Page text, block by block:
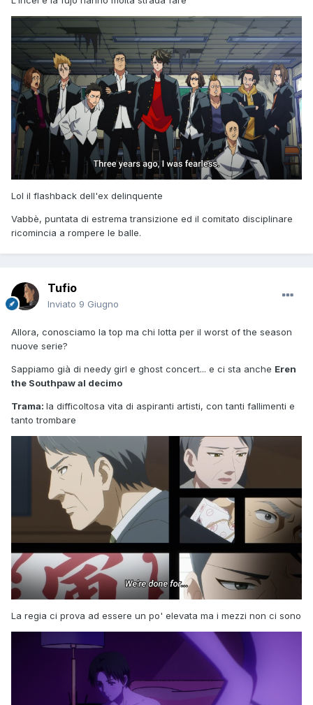
Lol il flashback dell'ex delinquente
Vabbè, puntata di estrema transizione ed il comitato disciplinare
ricomincia a rompere le balle.
Tufio
Inviato 9 Giugno
Allora, conosciamo la top ma chi lotta per il worst of the season
nuove serie?
Sappiamo già di needy girl e ghost concert... e ci sta anche Eren
the Southpaw al decimo
Trama: la difficoltosa vita di aspiranti artisti, con tanti fallimenti e
tanto trombare
La regia ci prova ad essere un po' elevata ma i mezzi non ci sono